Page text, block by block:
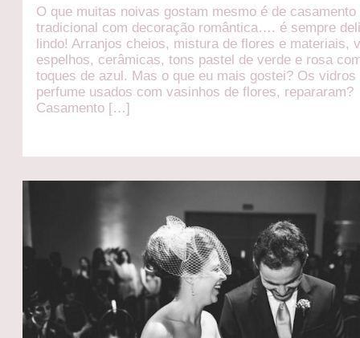
O que muitas noivas gostam mesmo é de casamento
tradicional com decoração romântica…. é sempre
lindo! Arranjos cheios, mistura de flores e materiais,
espelhos, cerâmicas, tons pastel de verde e rosa
toques de azul. Mas o que eu mais gostei? Os vidros
perfume usados com vasinhos de flores, repararam?
Casamento […]